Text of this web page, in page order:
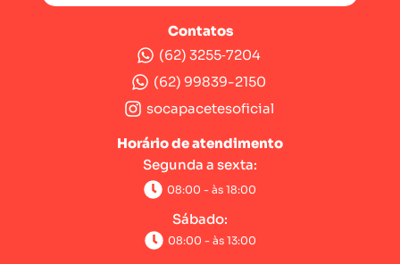
Contatos
(62) 3255‑7204‬
(62) 99839-2150
socapacetesoficial
Horário de atendimento
Segunda a sexta:
08:00 - às 18:00
Sábado:
08:00 - às 13:00